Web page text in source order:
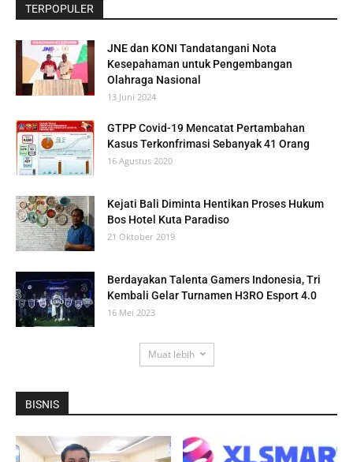
TERPOPULER
JNE dan KONI Tandatangani Nota
Kesepahaman untuk Pengembangan
Olahraga Nasional
13 Juni 2024
GTPP Covid-19 Mencatat Pertambahan
Kasus Terkonfrimasi Sebanyak 41 Orang
16 Agustus 2020
Kejati Bali Diminta Hentikan Proses Hukum
Bos Hotel Kuta Paradiso
21 Oktober 2019
Berdayakan Talenta Gamers Indonesia, Tri
Kembali Gelar Turnamen H3RO Esport 4.0
16 Mei 2023
Muat lebih
BISNIS